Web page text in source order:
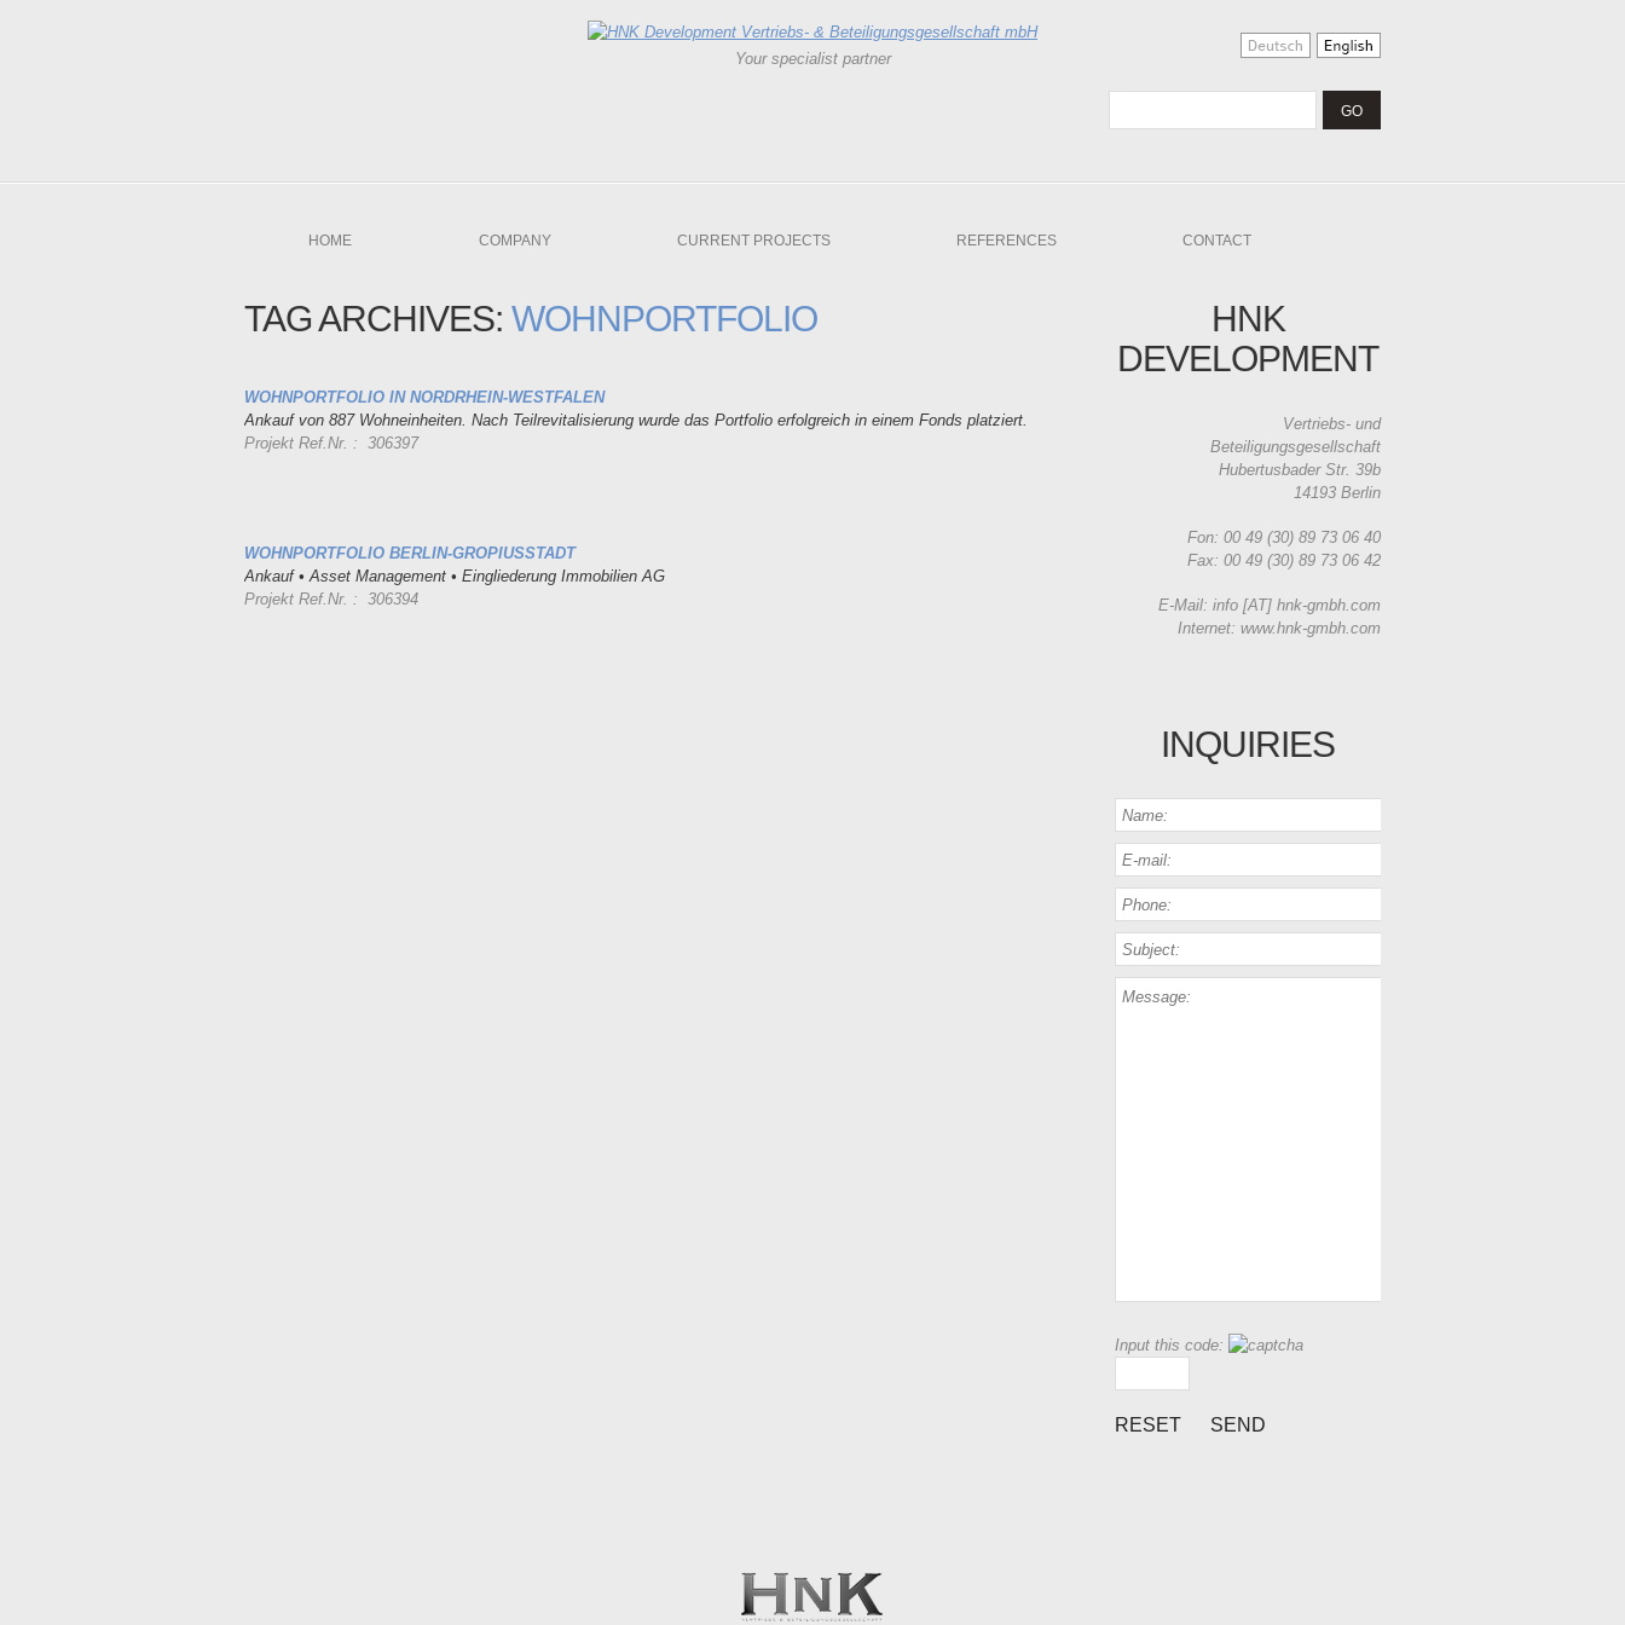
Your specialist partner
HOME COMPANY CURRENT PROJECTS REFERENCES CONTACT
TAG ARCHIVES: WOHNPORTFOLIO
WOHNPORTFOLIO IN NORDRHEIN-WESTFALEN
Ankauf von 887 Wohneinheiten. Nach Teilrevitalisierung wurde das Portfolio erfolgreich in einem Fonds platziert.
Projekt Ref.Nr. : 306397
WOHNPORTFOLIO BERLIN-GROPIUSSTADT
Ankauf • Asset Management • Eingliederung Immobilien AG
Projekt Ref.Nr. : 306394
HNK
DEVELOPMENT
Vertriebs- und
Beteiligungsgesellschaft
Hubertusbader Str. 39b
14193 Berlin
Fon: 00 49 (30) 89 73 06 40
Fax: 00 49 (30) 89 73 06 42
E-Mail: info [AT] hnk-gmbh.com
Internet: www.hnk-gmbh.com
INQUIRIES
Input this code: